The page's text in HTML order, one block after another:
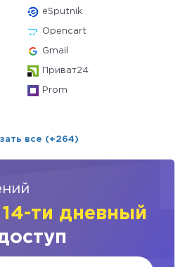
eSputnik
Opencart
Gmail
Приват24
Prom
все (+264)
14-ти дневный